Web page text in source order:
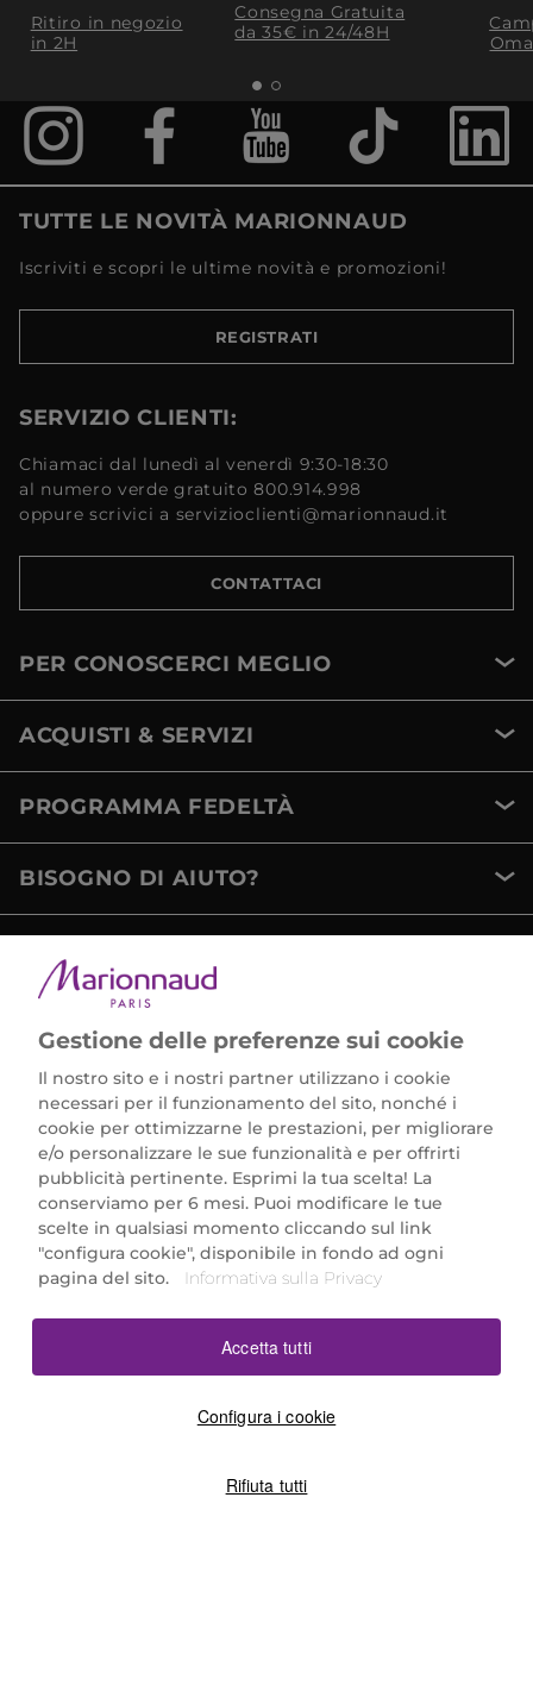
Ritiro in negozio
in 2H
Consegna Gratuita
da 35€​ in 24/48H
TUTTE LE NOVITÀ MARIONNAUD
Iscriviti e scopri le ultime novità e promozioni!
REGISTRATI
SERVIZIO CLIENTI:
Chiamaci dal lunedì al venerdì 9:30-18:30
al numero verde gratuito 800.914.998
oppure scrivici a servizioclienti@marionnaud.it
CONTATTACI
PER CONOSCERCI MEGLIO
ACQUISTI & SERVIZI
PROGRAMMA FEDELTÀ
BISOGNO DI AIUTO?
Marionnaud Parfumeries Italia S.r.l.
Largo Fiera Milano 5, 20017 Rho (MI)
REA Milano 1650024 con P.IVA 13425220152.
SCARICA LA NOSTRA APP
Gestione delle preferenze sui cookie
Il nostro sito e i nostri partner utilizzano i cookie
necessari per il funzionamento del sito, nonché i
cookie per ottimizzarne le prestazioni, per migliorare
e/o personalizzare le sue funzionalità e per offrirti
pubblicità pertinente. Esprimi la tua scelta! La
conserviamo per 6 mesi. Puoi modificare le tue
scelte in qualsiasi momento cliccando sul link
"configura cookie", disponibile in fondo ad ogni
pagina del sito.
Informativa sulla Privacy
Configura i cookie
Rifiuta tutti
Accetta tutti